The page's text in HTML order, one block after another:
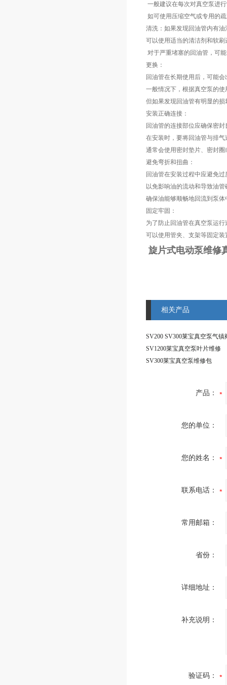
一般建议在每次对真空泵进
如可使用压缩空气或专用的
清洗：如果发现回油管内有
可以使用适当的清洁剂和软
对于严重堵塞的回油管，可
更换：
回油管在长期使用后，可能
一般情况下，根据真空泵的
但如果发现回油管有明显的
安装正确连接：
回油管的连接部位应确保密
在安装时，要将回油管与排
通常会使用密封垫片、密封
避免弯折和扭曲：
回油管在安装过程中应避免
以免影响油的流动和导致油
确保油能够顺畅地回流到泵体
固定牢固：
为了防止回油管在真空泵运
可以使用管夹、支架等固定
旋片式电动泵维修
相关产品
SV1200莱宝真空泵叶片维修
SV300莱宝真空泵维修包
产品：
您的单位：
您的姓名：
联系电话：
常用邮箱：
省份：
详细地址：
补充说明：
验证码：